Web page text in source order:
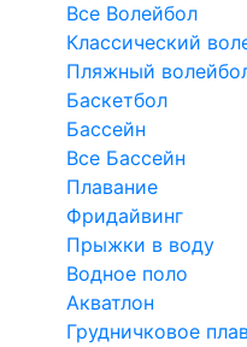
Все Волейбол
Классический
Пляжный
Баскетбол
Бассейн
Все Бассейн
Плавание
Фридайвинг
Прыжки в воду
Водное поло
Акватлон
Грудничковое